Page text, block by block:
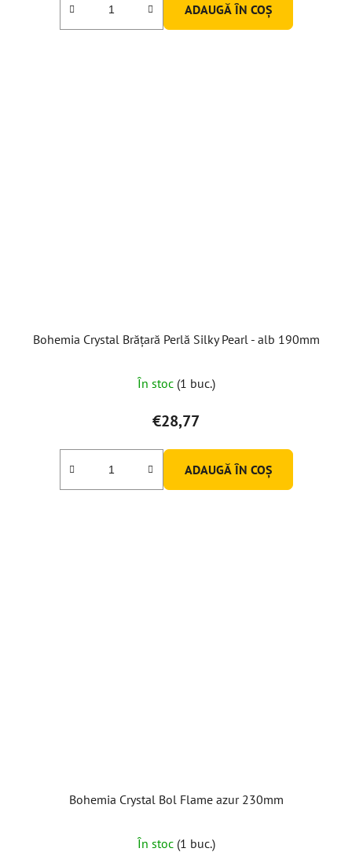
ADAUGĂ ÎN COŞ
Bohemia Crystal Brățară Perlă Silky Pearl - alb 190mm
În stoc (1 buc.)
€28,77
ADAUGĂ ÎN COŞ
Bohemia Crystal Bol Flame azur 230mm
În stoc (1 buc.)